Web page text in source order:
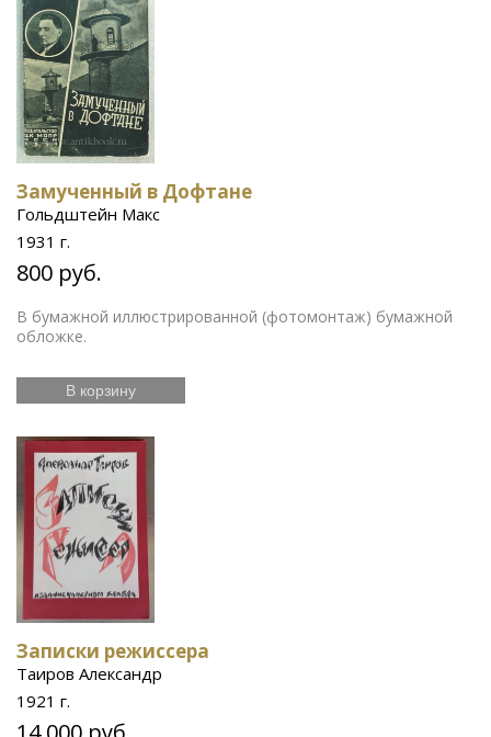
Замученный в Дофтане
Гольдштейн Макс
1931 г.
800 руб.
В бумажной иллюстрированной (фотомонтаж) бумажной
обложке.
В корзину
Записки режиссера
Таиров Александр
1921 г.